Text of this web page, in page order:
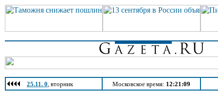
25.11. 0, вторник Московское время: 12:21:09